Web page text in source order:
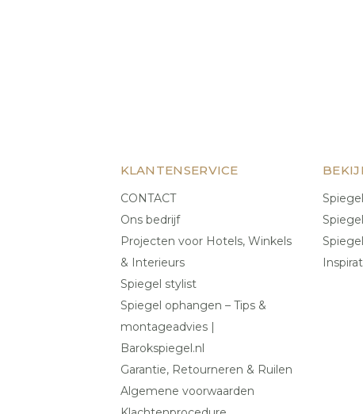
KLANTENSERVICE
CONTACT
Ons bedrijf
Projecten voor Hotels, Winkels
& Interieurs
Spiegel stylist
Spiegel ophangen – Tips &
montageadvies |
Barokspiegel.nl
Garantie, Retourneren & Ruilen
Algemene voorwaarden